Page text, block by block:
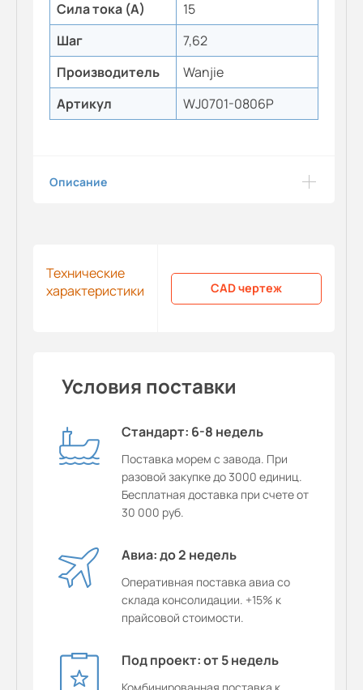
Сила тока (А)
15
Шаг
7,62
Производитель
Wanjie
Артикул
WJ0701-0806P
Описание
Технические
характеристики
CAD чертеж
Условия поставки
Стандарт: 6-8 недель
Поставка морем с завода. При
разовой закупке до 3000 единиц.
Бесплатная доставка при счете от
30 000 руб.
Авиа: до 2 недель
Оперативная поставка авиа со
склада консолидации. +15% к
прайсовой стоимости.
Под проект: от 5 недель